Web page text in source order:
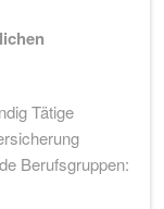
Tätige
Berufsgruppen: